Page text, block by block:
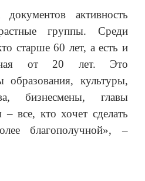
активность
группы. Среди
старше 60 лет, а есть и
от 20 лет. Это
образования, культуры,
бизнесмены, главы
все, кто хочет сделать
благополучной», –